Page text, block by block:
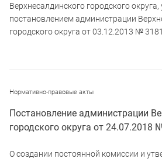
Верхнесалдинского городского
постановлением администрации
городского округа от 03.12.2013 № 3181
Нормативно-правовые акты
Постановление администрации
городского округа от 24.07.2018
О создании постоянной комиссии и